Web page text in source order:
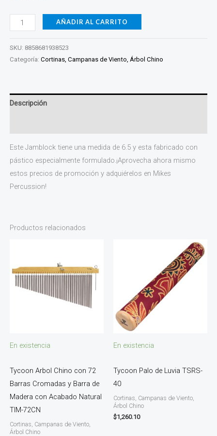
AÑADIR AL CARRITO
SKU: 8858681938523
Categoría: Cortinas, Campanas de Viento, Árbol Chino
Descripción
Este Jamblock tiene una medida de 6.5 y esta fabricado con
pástico especialmente formulado.¡Aprovecha ahora mismo
estos precios de promoción y adquiérelos en Mikes
Percussion!
Productos relacionados
En existencia
Tycoon Arbol Chino con 72
Barras Cromadas y Barra de
Madera con Acabado Natural
TIM-72CN
Cortinas, Campanas de Viento,
Árbol Chino
En existencia
Tycoon Palo de Luvia TSRS-
40
Cortinas, Campanas de Viento,
Árbol Chino
$1,260.10